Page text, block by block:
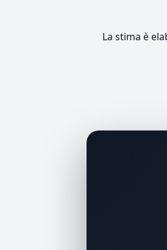
La stima è